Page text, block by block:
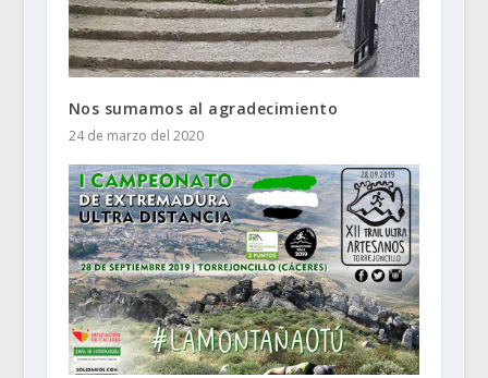
Nos sumamos al agradecimiento
24 de marzo del 2020